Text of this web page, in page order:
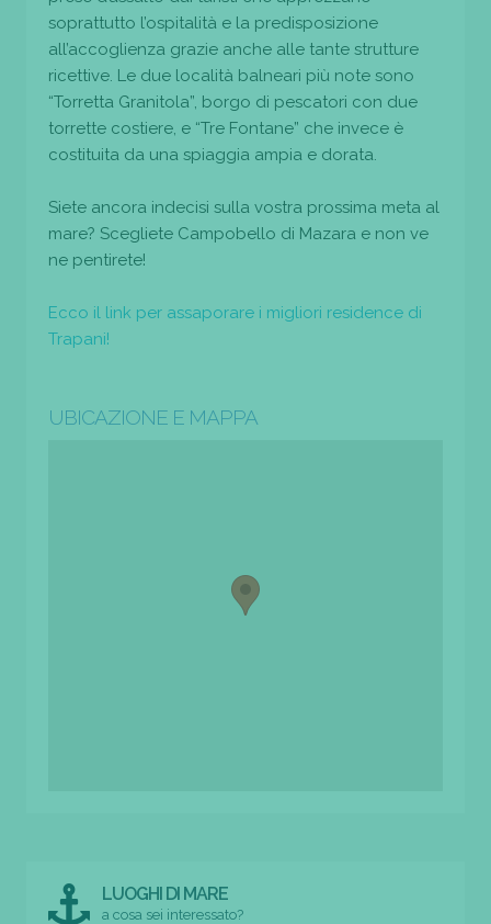
soprattutto l’ospitalità e la predisposizione
all’accoglienza grazie anche alle tante strutture
ricettive. Le due località balneari più note sono
“Torretta Granitola”, borgo di pescatori con due
torrette costiere, e “Tre Fontane” che invece è
costituita da una spiaggia ampia e dorata.
Siete ancora indecisi sulla vostra prossima meta al
mare? Scegliete Campobello di Mazara e non ve
ne pentirete!
Ecco il link per assaporare i migliori residence di
Trapani!
UBICAZIONE E MAPPA
LUOGHI DI MARE
a cosa sei interessato?